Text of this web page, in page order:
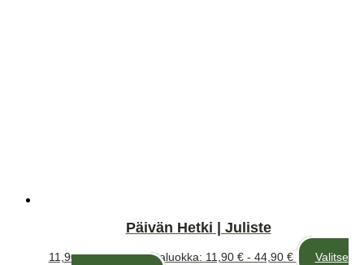
Päivän Hetki | Juliste
11,90€ – 44,90€Hintaluokka: 11,90 € - 44,90 €
Valitse